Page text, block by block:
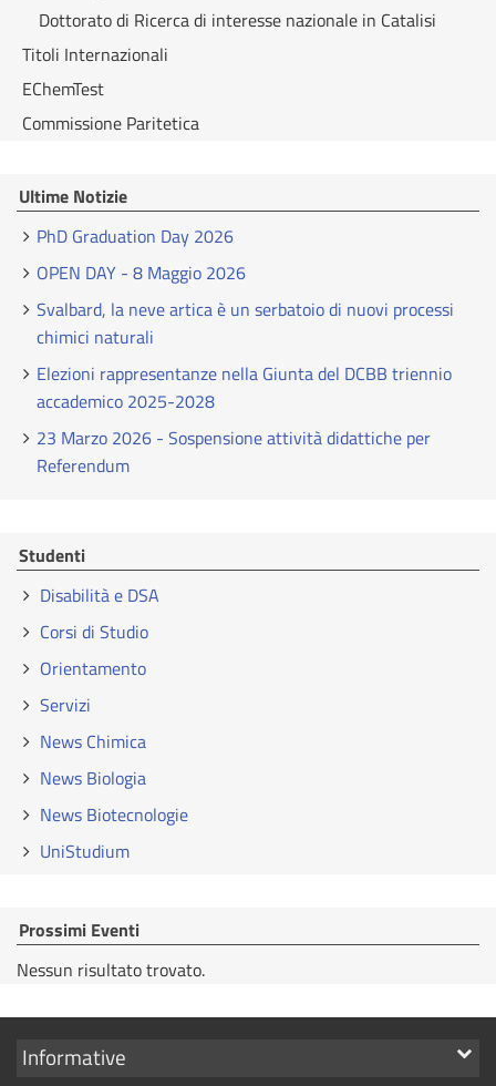
Dottorato di Ricerca di interesse nazionale in Catalisi
Titoli Internazionali
EChemTest
Commissione Paritetica
Ultime Notizie
PhD Graduation Day 2026
OPEN DAY - 8 Maggio 2026
Svalbard, la neve artica è un serbatoio di nuovi processi
chimici naturali
Elezioni rappresentanze nella Giunta del DCBB triennio
accademico 2025-2028
23 Marzo 2026 - Sospensione attività didattiche per
Referendum
Studenti
Disabilità e DSA
Corsi di Studio
Orientamento
Servizi
News Chimica
News Biologia
News Biotecnologie
UniStudium
Prossimi Eventi
Nessun risultato trovato.
Mostra
Informative